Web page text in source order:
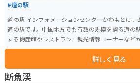
#道の駅
道の駅 インフォメーションセンターかわもとは、
道の駅です。中国地方でも有数の規模を誇る道の
する物産館やレストラン、観光情報コーナーなどが併
館では、新鮮な野菜や果物、地元産の meats や
ています。レストランでは、地元産の食材を使っ
ます。観光情報コーナーでは、川本町の観光スポ
得ることができます。 バイクに乗っている方は、道の駅 インフォメーション
詳しく見る
断魚渓